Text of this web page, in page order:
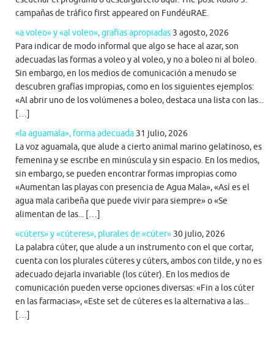
campañas de tráfico first appeared on FundéuRAE.
«a voleo» y «al voleo», grafías apropiadas 3 agosto, 2026
Para indicar de modo informal que algo se hace al azar, son
adecuadas las formas a voleo y al voleo, y no a boleo ni al boleo.
Sin embargo, en los medios de comunicación a menudo se
descubren grafías impropias, como en los siguientes ejemplos:
«Al abrir uno de los volúmenes a boleo, destaca una lista con las...
[…]
«la aguamala», forma adecuada 31 julio, 2026
La voz aguamala, que alude a cierto animal marino gelatinoso, es
femenina y se escribe en minúscula y sin espacio. En los medios,
sin embargo, se pueden encontrar formas impropias como
«Aumentan las playas con presencia de Agua Mala», «Así es el
agua mala caribeña que puede vivir para siempre» o «Se
alimentan de las... […]
«cúters» y «cúteres», plurales de «cúter» 30 julio, 2026
La palabra cúter, que alude a un instrumento con el que cortar,
cuenta con los plurales cúteres y cúters, ambos con tilde, y no es
adecuado dejarla invariable (los cúter). En los medios de
comunicación pueden verse opciones diversas: «Fin a los cúter
en las farmacias», «Este set de cúteres es la alternativa a las...
[…]